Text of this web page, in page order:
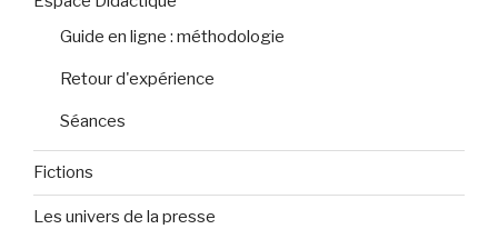
Guide en ligne : méthodologie
Retour d'expérience
Séances
Fictions
Les univers de la presse